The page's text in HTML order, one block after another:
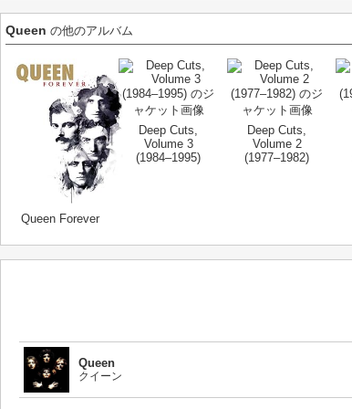
Queen の他のアルバム
Queen Forever
Deep Cuts,
Volume 3
(1984–1995)
Deep Cuts,
Volume 2
(1977–1982)
Queen
クイーン